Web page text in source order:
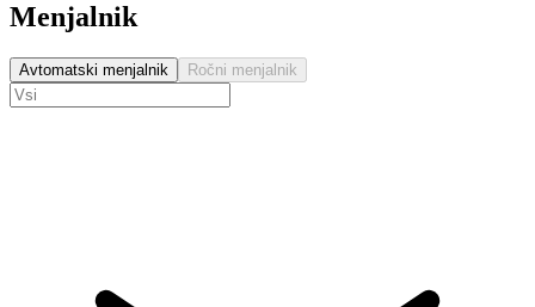
Menjalnik
Avtomatski menjalnik Ročni menjalnik